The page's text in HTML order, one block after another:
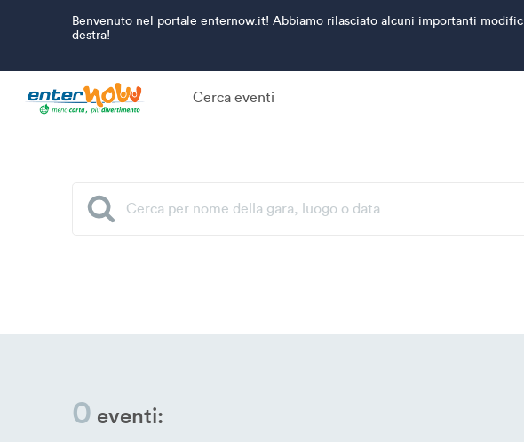
Benvenuto nel portale enternow.it! Abbiamo rilasciato alcuni importanti
destra!
Cerca eventi
0 eventi: